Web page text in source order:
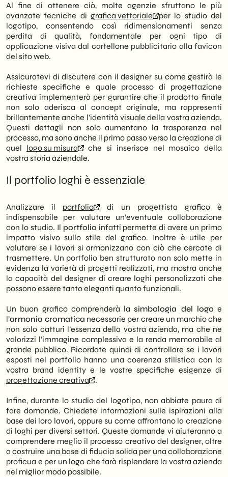
Al fine di ottenere ciò, molte agenzie sfruttano le più
avanzate tecniche di grafica vettoriale
per lo studio del
logotipo, consentendo così ridimensionamenti senza
perdita di qualità, fondamentale per ogni tipo di
applicazione visiva dal cartellone pubblicitario alla favicon
del sito web.
Assicuratevi di discutere con il designer su come gestirà le
richieste specifiche e quale processo di progettazione
creativa implementerà per garantire che il prodotto finale
non solo aderisca al concept originale, ma rappresenti
brillantemente anche l’identità visuale della vostra azienda.
Questi dettagli non solo aumentano la trasparenza nel
processo, ma sono anche il primo passo verso la creazione di
quel logo su misura
che si inserisce nel mosaico della
vostra storia aziendale.
Il portfolio loghi è essenziale
Analizzare il portfolio
di un progettista grafico è
indispensabile per valutare un’eventuale collaborazione
con lo studio. Il portfolio infatti permette di avere un primo
impatto visivo sullo stile del grafico. Inoltre è utile per
valutare se i lavori si armonizzano con ciò che cercate di
trasmettere. Un portfolio ben strutturato non solo mette in
evidenza la varietà di progetti realizzati, ma mostra anche
la capacità del designer di creare loghi personalizzati che
possono essere tanto eleganti quanto funzionali.
Un buon grafico comprenderà lasimbologia del logo e
l’armonia cromatica necessarie per creare un marchio che
non solo catturi l’essenza della vostra azienda, ma che ne
valorizzi l’immagine complessiva e la renda memorabile al
grande pubblico. Ricordate quindi di controllare se i lavori
esposti nel portfolio hanno una coerenza stilistica con la
vostra brand identity e le vostre specifiche esigenze di
progettazione creativa
.
Infine, durante lo studio del logotipo, non abbiate paura di
fare domande. Chiedete informazioni sulle ispirazioni alla
base dei loro lavori, oppure su come affrontano la creazione
di loghi per diversi settori. Queste domande vi aiuteranno a
comprendere meglio il processo creativo del designer, oltre
a costruire una base di fiducia solida per una collaborazione
proficua e per un logo che farà risplendere la vostra azienda
nel miglior modo possibile.